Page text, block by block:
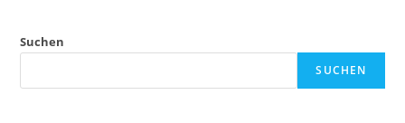
Suchen
SUCHEN